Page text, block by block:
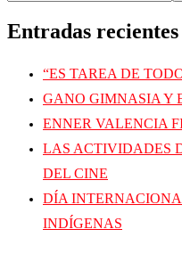
Entradas recientes
“ES TAREA DE
GANO GIMNASIA Y
ENNER VALENCIA
LAS ACTIVIDADES
DEL CINE
DÍA
INDÍGENAS